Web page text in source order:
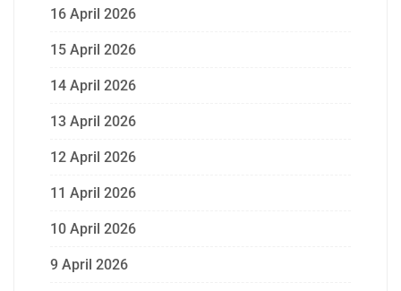
16 April 2026
15 April 2026
14 April 2026
13 April 2026
12 April 2026
11 April 2026
10 April 2026
9 April 2026